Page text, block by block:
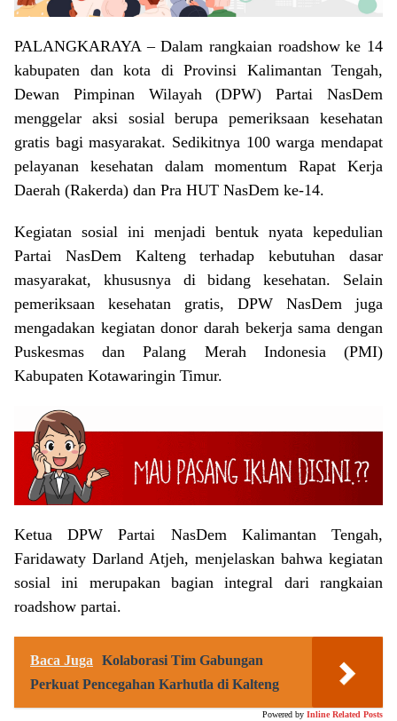
PALANGKARAYA – Dalam rangkaian roadshow ke 14
kabupaten dan kota di Provinsi Kalimantan Tengah,
Dewan Pimpinan Wilayah (DPW) Partai NasDem
menggelar aksi sosial berupa pemeriksaan kesehatan
gratis bagi masyarakat. Sedikitnya 100 warga mendapat
pelayanan kesehatan dalam momentum Rapat Kerja
Daerah (Rakerda) dan Pra HUT NasDem ke-14.
Kegiatan sosial ini menjadi bentuk nyata kepedulian
Partai NasDem Kalteng terhadap kebutuhan dasar
masyarakat, khususnya di bidang kesehatan. Selain
pemeriksaan kesehatan gratis, DPW NasDem juga
mengadakan kegiatan donor darah bekerja sama dengan
Puskesmas dan Palang Merah Indonesia (PMI)
Kabupaten Kotawaringin Timur.
Ketua DPW Partai NasDem Kalimantan Tengah,
Faridawaty Darland Atjeh, menjelaskan bahwa kegiatan
sosial ini merupakan bagian integral dari rangkaian
roadshow partai.
Baca Juga
Kolaborasi Tim Gabungan
Perkuat Pencegahan Karhutla di Kalteng
Powered by Inline Related Posts